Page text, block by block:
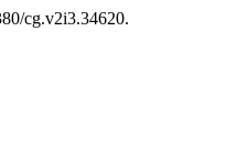
cg.v2i3.34620.